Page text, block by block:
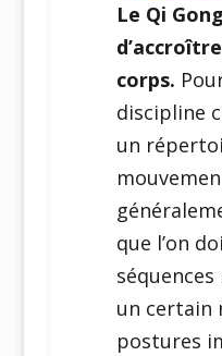
Le Qi
corps.
discipline
un
que l’on
un certain
postures